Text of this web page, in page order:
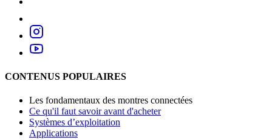
CONTENUS POPULAIRES
Les fondamentaux des montres connectées
Ce qu'il faut savoir avant d'acheter
Systèmes d’exploitation
Applications